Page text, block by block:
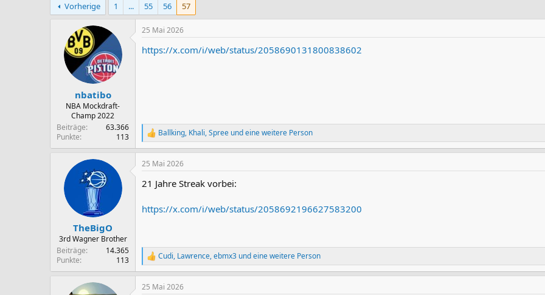
Vorherige 1 ... 55 56 57
nbatibo
NBA Mockdraft-
Champ 2022
Beiträge
63.366
Punkte
113
25 Mai 2026
https://x.com/i/web/status/2058690131800838602
R
e
a
k
i
n
e
Ballking, Khali,Spree und eine weitere Person
TheBigO
3rd Wagner Brother
Beiträge
14.365
Punkte
113
25 Mai 2026
21 Jahre Streak vorbei:
https://x.com/i/web/status/2058692196627583200
R
e
a
k
Cudi, Lawrence,ebmx3 und eine weitere Person
25 Mai 2026